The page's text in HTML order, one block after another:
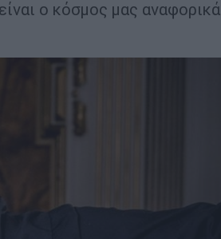
ο κόσμος μας αναφορικά